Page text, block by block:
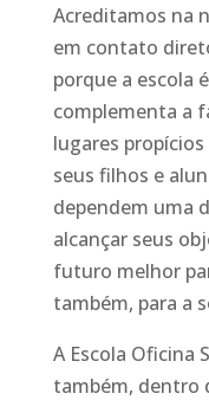
Acreditamos na
em contato
porque a escola
complementa a
lugares
seus filhos e
dependem uma
alcançar seus
futuro melhor
também, para a
A Escola Oficina
também, dentro